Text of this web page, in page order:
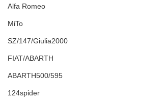
Alfa Romeo
MiTo
SZ/147/Giulia2000
FIAT/ABARTH
ABARTH500/595
124spider